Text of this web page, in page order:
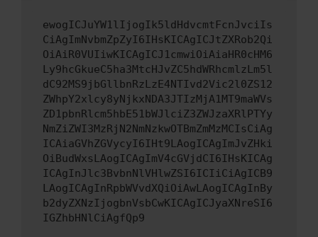
ewogICJuYW1lIjogIk5ldHdvcmtFcnJvciIs
CiAgImNvbmZpZyI6IHsKICAgICJtZXRob2Qi
OiAiR0VUIiwKICAgICJ1cmwiOiAiaHR0cHM6
Ly9hcGkueC5ha3MtcHJvZC5hdWRhcmlzLm5l
dC92MS9jbGllbnRzLzE4NTIvd2Vic2l0ZS12
ZWhpY2xlcy8yNjkxNDA3JTIzMjA1MT9maWVs
ZD1pbnRlcm5hbE51bWJlciZ3ZWJzaXRlPTYy
NmZiZWI3MzRjN2NmNzkwOTBmZmMzMCIsCiAg
ICAiaGVhZGVycyI6IHt9LAogICAgImJvZHki
OiBudWxsLAogICAgImV4cGVjdCI6IHsKICAg
ICAgInJlc3BvbnNlVHlwZSI6ICIiCiAgICB9
LAogICAgInRpbWVvdXQiOiAwLAogICAgInBy
b2dyZXNzIjogbnVsbCwKICAgICJyaXNreSI6
IGZhbHNlCiAgfQp9